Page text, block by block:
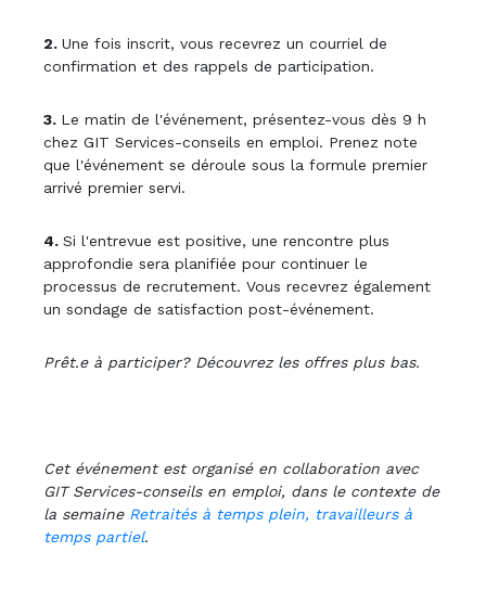
2. Une fois inscrit, vous recevrez un courriel de
confirmation et des rappels de participation.
3. Le matin de l'événement, présentez-vous dès 9 h
chez GIT Services-conseils en emploi. Prenez note
que l'événement se déroule sous la formule premier
arrivé premier servi.
4. Si l'entrevue est positive, une rencontre plus
approfondie sera planifiée pour continuer le
processus de recrutement. Vous recevrez également
un sondage de satisfaction post-événement.
Prêt.e à participer? Découvrez les offres plus bas.
Cet événement est organisé en collaboration avec
GIT Services-conseils en emploi, dans le contexte de
la semaine Retraités à temps plein, travailleurs à
temps partiel.